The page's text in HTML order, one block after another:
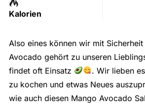
Kalorien
Also eines können wir mit
Avocado gehört zu unseren
findet oft Einsatz
. Wir lieben
zu kochen und etwas Neues
wie auch diesen Mango Avocado